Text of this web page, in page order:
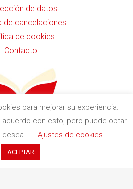
de datos
de cancelaciones
de cookies
Contacto
11 (Pol. Ind. Buvisa)
Teià (Barcelona)
para mejorar su experiencia.
con esto, pero puede optar
Ajustes de cookies
ACEPTAR